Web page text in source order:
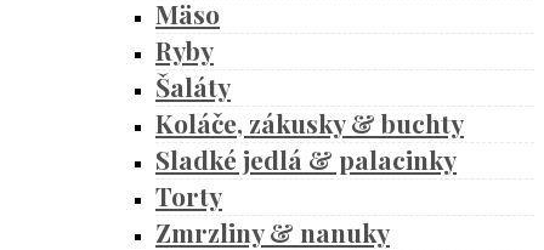
Mäso
Ryby
Šaláty
Koláče, zákusky & buchty
Sladké jedlá & palacinky
Torty
Zmrzliny & nanuky